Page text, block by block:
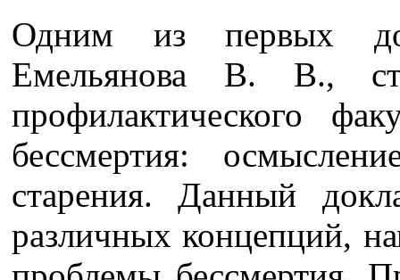
Одним из первых
Емельянова В. В.,
профилактического
бессмертия:
старения. Данный
различных концепций,